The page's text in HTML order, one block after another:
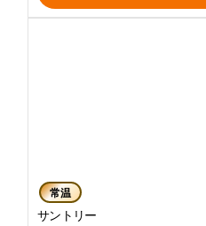
常温
サントリー